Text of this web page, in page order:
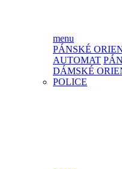
menu
PÁNSKÉ
AUTOMAT
DÁMSKÉ
POLICE